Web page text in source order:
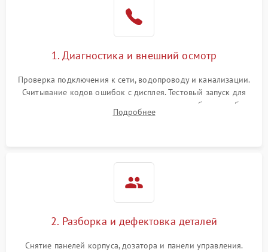
1. Диагностика и внешний осмотр
Проверка подключения к сети, водопроводу и канализации.
Считывание кодов ошибок с дисплея. Тестовый запуск для
выявления посторонних шумов, протечек или сбоев в работе
электронного модуля управления.
Подробнее
2. Разборка и дефектовка деталей
Снятие панелей корпуса, дозатора и панели управления.